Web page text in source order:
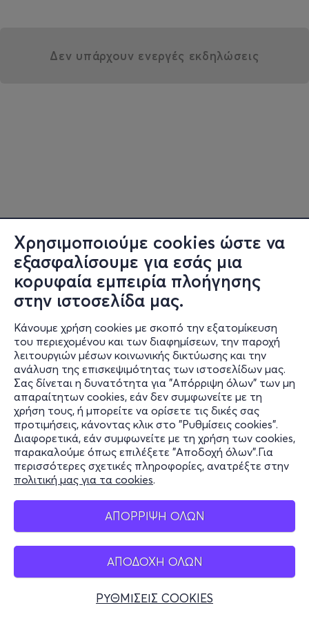
Χρησιμοποιούμε cookies ώστε να
εξασφαλίσουμε για εσάς μια
κορυφαία εμπειρία πλοήγησης
στην ιστοσελίδα μας.
Κάνουμε χρήση cookies με σκοπό την εξατομίκευση
του περιεχομένου και των διαφημίσεων, την παροχή
λειτουργιών μέσων κοινωνικής δικτύωσης και την
ανάλυση της επισκεψιμότητας των ιστοσελίδων μας.
Σας δίνεται η δυνατότητα για "Απόρριψη όλων" των μη
απαραίτητων cookies, εάν δεν συμφωνείτε με τη
χρήση τους, ή μπορείτε να ορίσετε τις δικές σας
προτιμήσεις, κάνοντας κλικ στο "Ρυθμίσεις cookies".
Διαφορετικά, εάν συμφωνείτε με τη χρήση των cookies,
παρακαλούμε όπως επιλέξετε "Αποδοχή όλων".Για
περισσότερες σχετικές πληροφορίες, ανατρέξτε στην
πολιτική μας για τα cookies.
ΑΠΟΡΡΙΨΗ ΟΛΩΝ
ΑΠΟΔΟΧΗ ΟΛΩΝ
ΡΥΘΜΙΣΕΙΣ COOKIES
Δεν υπάρχουν ενεργές εκδηλώσεις